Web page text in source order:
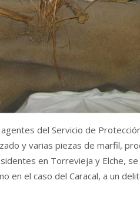
del Servicio de
y varias piezas de marfil,
en Torrevieja y Elche,
en el caso del Caracal, a un